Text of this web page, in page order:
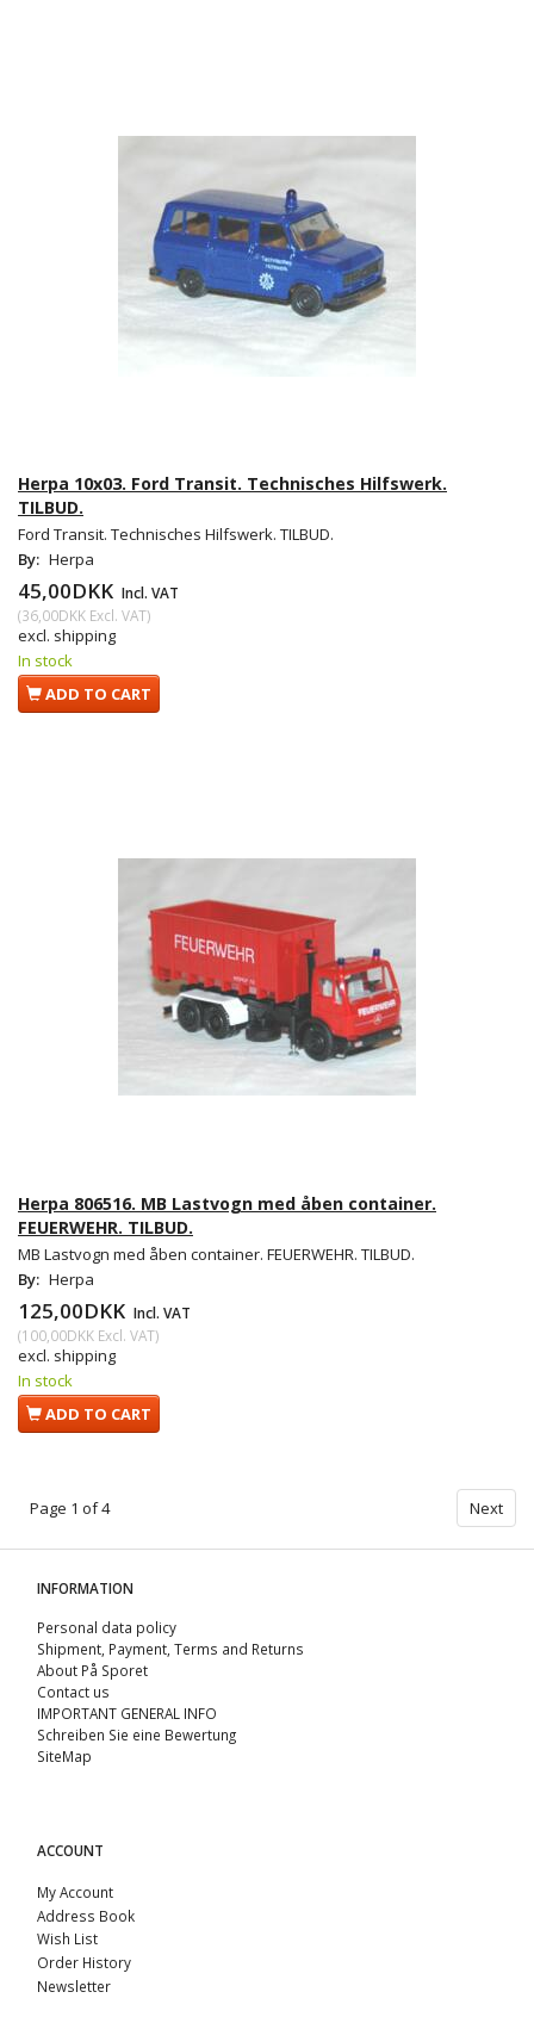
Herpa 10x03. Ford Transit. Technisches Hilfswerk.
TILBUD.
Ford Transit. Technisches Hilfswerk. TILBUD.
By: Herpa
45,00DKK Incl. VAT
(36,00DKK Excl. VAT)
excl. shipping
In stock
ADD TO CART
Herpa 806516. MB Lastvogn med åben container.
FEUERWEHR. TILBUD.
MB Lastvogn med åben container. FEUERWEHR. TILBUD.
By: Herpa
125,00DKK Incl. VAT
(100,00DKK Excl. VAT)
excl. shipping
In stock
ADD TO CART
Page 1 of 4 Next
INFORMATION
Personal data policy
Shipment, Payment, Terms and Returns
About På Sporet
Contact us
IMPORTANT GENERAL INFO
Schreiben Sie eine Bewertung
SiteMap
ACCOUNT
My Account
Address Book
Wish List
Order History
Newsletter